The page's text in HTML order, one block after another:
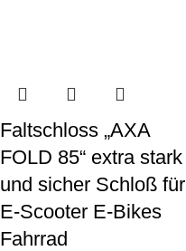
Faltschloss „AXA
FOLD 85“ extra stark
und sicher Schloß für
E-Scooter E-Bikes
Fahrrad